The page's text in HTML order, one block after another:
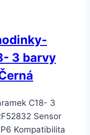
3 barvy
C18- 3
Sensor
Kompatibilita